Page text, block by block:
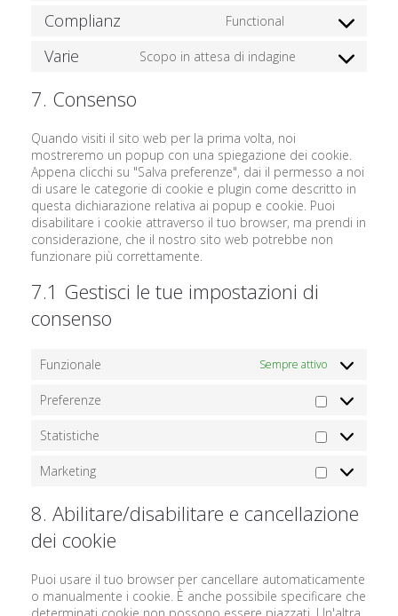
service
Complianz Functional
Consent
service
Varie Scopo in attesa di indagine
Consent
7. Consenso
Quando visiti il sito web per la prima volta, noi
mostreremo un popup con una spiegazione dei cookie.
Appena clicchi su "Salva preferenze", dai il permesso a noi
di usare le categorie di cookie e plugin come descritto in
questa dichiarazione relativa ai popup e cookie. Puoi
disabilitare i cookie attraverso il tuo browser, ma prendi in
considerazione, che il nostro sito web potrebbe non
funzionare più correttamente.
7.1 Gestisci le tue impostazioni di
consenso
Funzionale Sempre attivo
Preferenze
Preferenze
Statistiche
Statistiche
Marketing
Marketing
8. Abilitare/disabilitare e cancellazione
dei cookie
Puoi usare il tuo browser per cancellare automaticamente
o manualmente i cookie. È anche possibile specificare che